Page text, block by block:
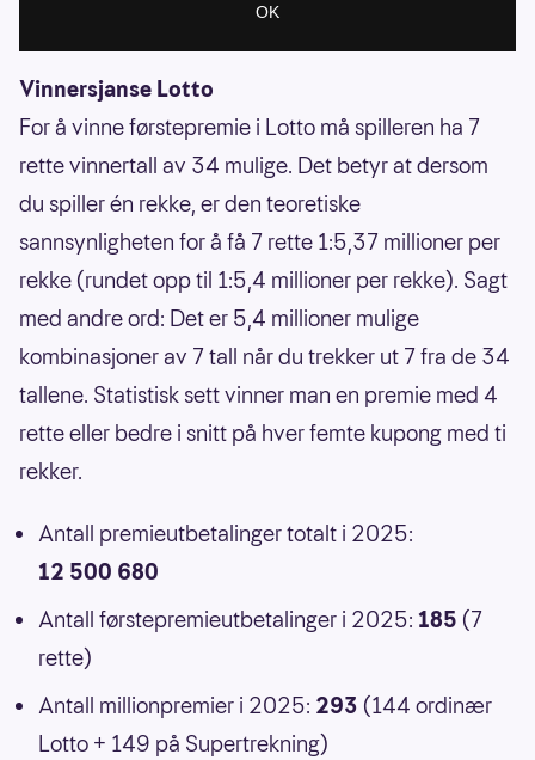
Vinnersjanse Lotto
For å vinne førstepremie i Lotto må spilleren ha 7
rette vinnertall av 34 mulige. Det betyr at dersom
du spiller én rekke, er den teoretiske
sannsynligheten for å få 7 rette 1:5,37 millioner per
rekke (rundet opp til 1:5,4 millioner per rekke). Sagt
med andre ord: Det er 5,4 millioner mulige
kombinasjoner av 7 tall når du trekker ut 7 fra de 34
tallene. Statistisk sett vinner man en premie med 4
rette eller bedre i snitt på hver femte kupong med ti
rekker.
Antall premieutbetalinger totalt i 2025:
12 500 680
Antall førstepremieutbetalinger i 2025: 185 (7
rette)
Antall millionpremier i 2025: 293 (144 ordinær
Lotto + 149 på Supertrekning)